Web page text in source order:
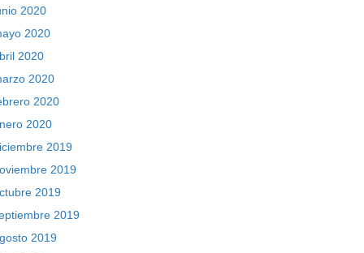
2020
2020
2020
2020
2020
2020
2019
2019
2019
2019
2019